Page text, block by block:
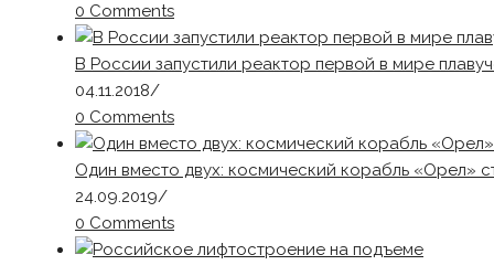
0 Comments
В России запустили реактор первой в мире
04.11.2018/
0 Comments
Один вместо двух: космический корабль «Орел»
24.09.2019/
0 Comments